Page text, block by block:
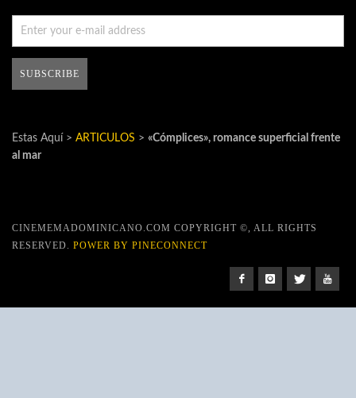
Estas Aquí > ARTICULOS > «Cómplices», romance superficial frente
al mar
CINEMEMADOMINICANO.COM COPYRIGHT ©, ALL RIGHTS
RESERVED. POWER BY PINECONNECT